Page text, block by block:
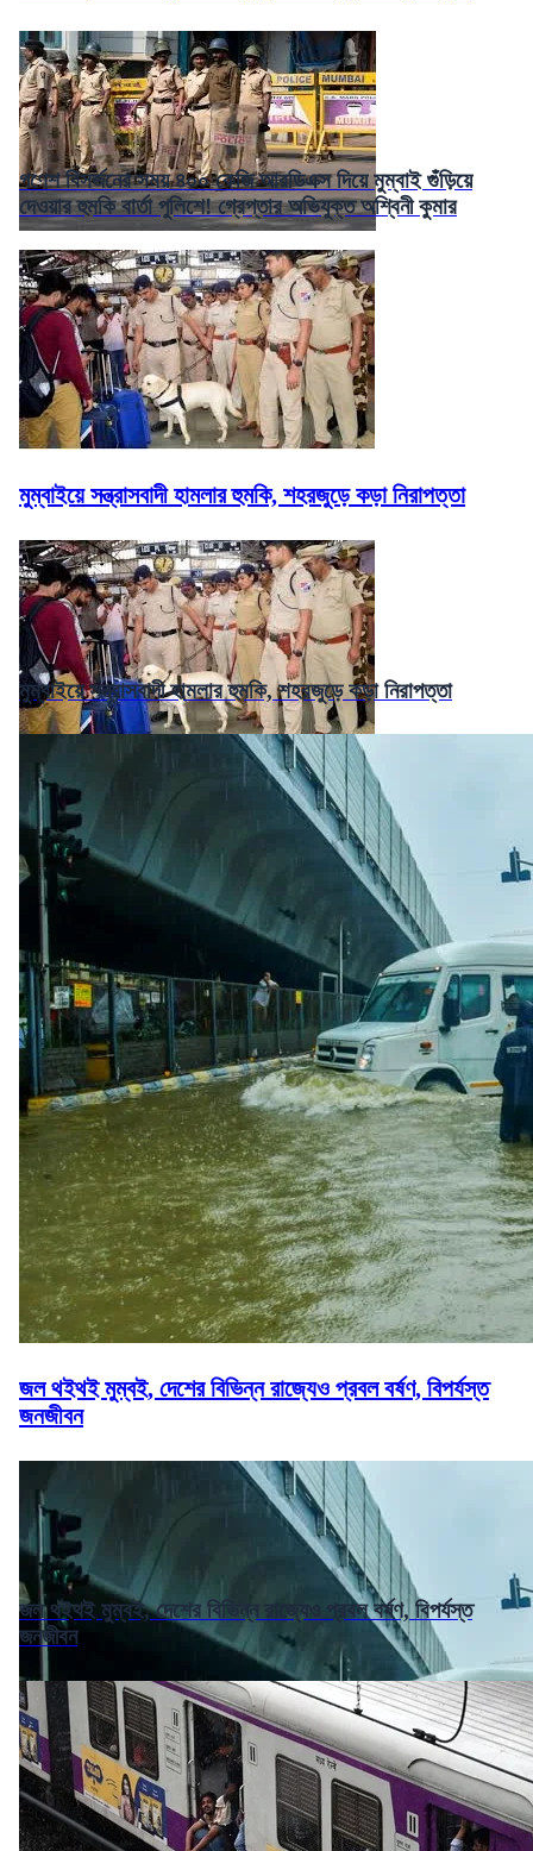
গণেশ বিসর্জনের সময় ৪০০ কেজি আরডিএক্স দিয়ে মুম্বাই গুঁড়িয়ে
দেওয়ার হুমকি বার্তা পুলিশে! গ্রেপ্তার অভিযুক্ত অশ্বিনী কুমার
মুম্বাইয়ে সন্ত্রাসবাদী হামলার হুমকি, শহরজুড়ে কড়া নিরাপত্তা
মুম্বাইয়ে সন্ত্রাসবাদী হামলার হুমকি, শহরজুড়ে কড়া নিরাপত্তা
জল থইথই মুম্বই, দেশের বিভিন্ন রাজ্যেও প্রবল বর্ষণ, বিপর্যস্ত
জনজীবন
জল থইথই মুম্বই, দেশের বিভিন্ন রাজ্যেও প্রবল বর্ষণ, বিপর্যস্ত
জনজীবন